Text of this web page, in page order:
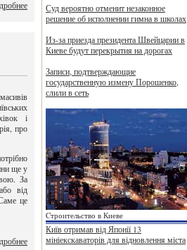
і
про
ще у
За
від
це
Суд вероятно отменит незаконное
решение об исполнении гимна в школах
Из-за приезда президента Швейцарии в
Киеве будут перекрытия на дорогах
Записи, подтверждающие
государственную измену Порошенко,
слили в сеть
Cтроительство в Киеве
Київ отримав від Японії 13
мініекскаваторів для відновлення міста